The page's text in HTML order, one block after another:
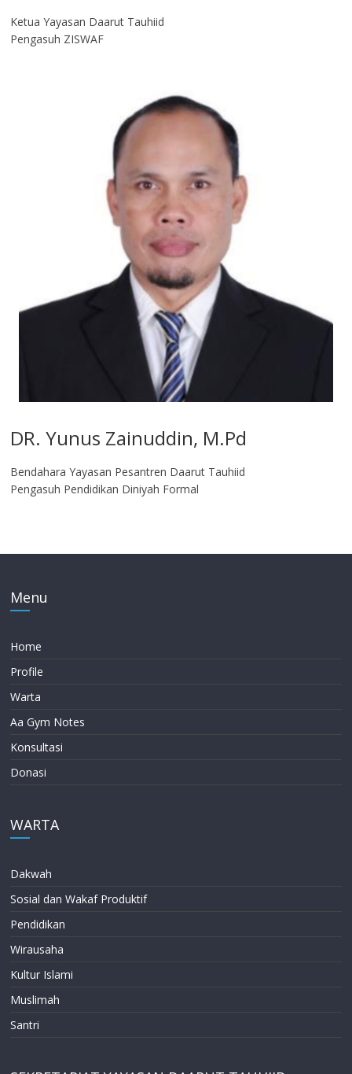
Ketua Yayasan Daarut Tauhiid
Pengasuh ZISWAF
DR. Yunus Zainuddin, M.Pd
Bendahara Yayasan Pesantren Daarut Tauhiid
Pengasuh Pendidikan Diniyah Formal
Menu
Home
Profile
Warta
Aa Gym Notes
Konsultasi
Donasi
WARTA
Dakwah
Sosial dan Wakaf Produktif
Pendidikan
Wirausaha
Kultur Islami
Muslimah
Santri